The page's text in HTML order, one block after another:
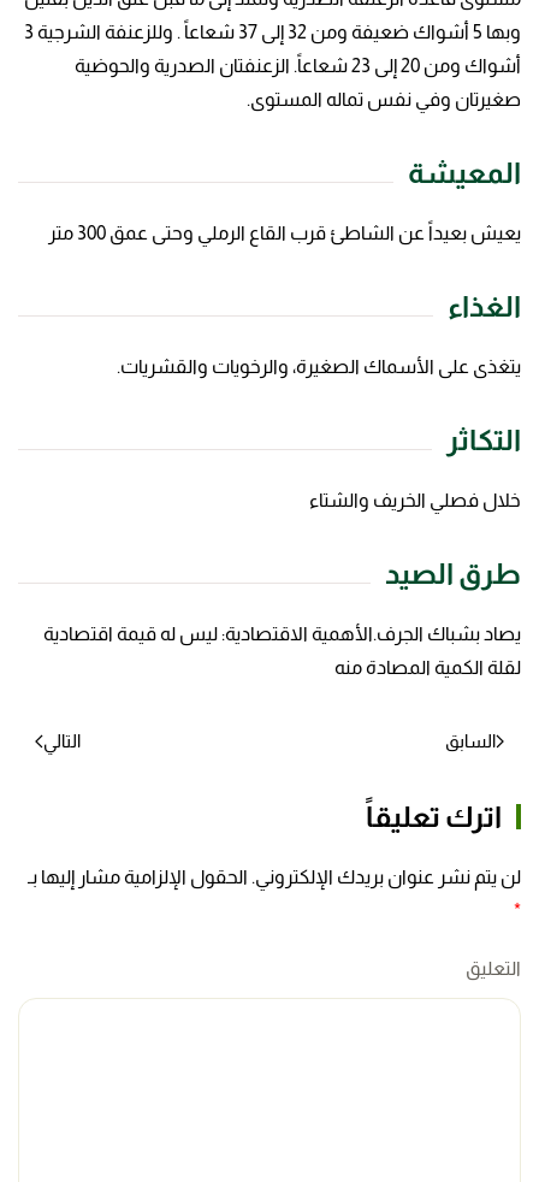
وبها 5 أشواك ضعيفة ومن 32 إلى 37 شعاعاً . وللزعنفة الشرجية 3
أشواك ومن 20 إلى 23 شعاعاً. الزعنفتان الصدرية والحوضية
صغيرتان وفي نفس تماله المستوى.
المعيشة
يعيش بعيداً عن الشاطئ قرب القاع الرملي وحتى عمق 300 متر
الغذاء
يتغذى على الأسماك الصغيرة، والرخويات والقشريات.
التكاثر
خلال فصلي الخريف والشتاء
طرق الصيد
يصاد بشباك الجرف.الأهمية الاقتصادية: ليس له قيمة اقتصادية
لقلة الكمية المصادة منه
السابق التالي
اترك تعليقاً
لن يتم نشر عنوان بريدك الإلكتروني. الحقول الإلزامية مشار إليها بـ
*
التعليق